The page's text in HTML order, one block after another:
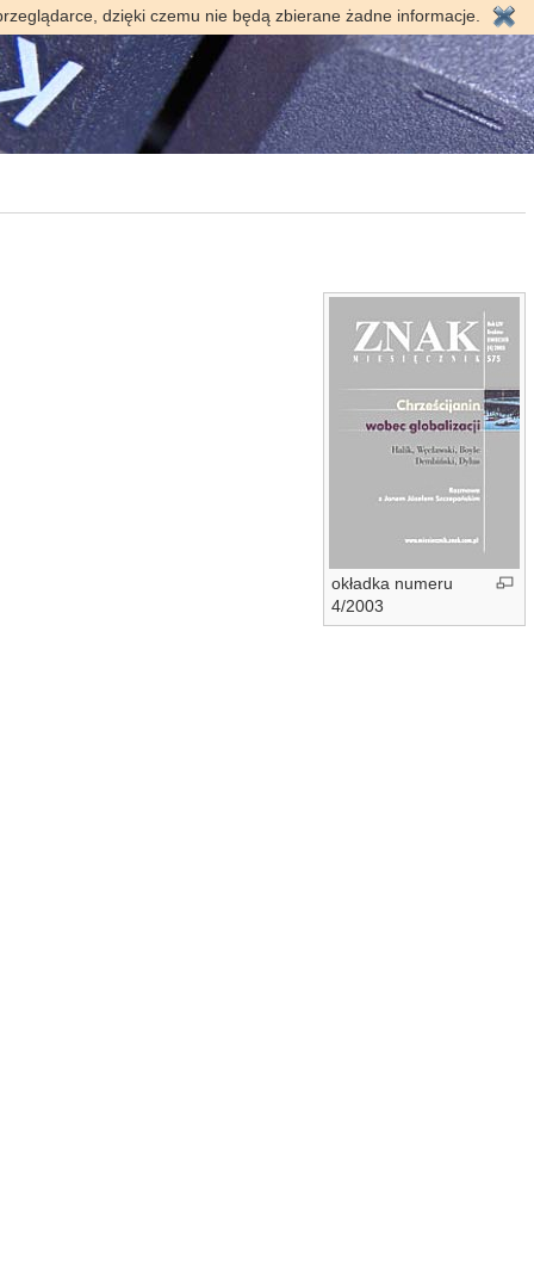
dzięki czemu nie będą zbierane żadne informacje.
okładka numeru
4/2003